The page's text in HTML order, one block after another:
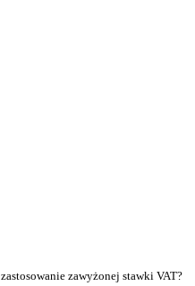
zawyżonej stawki VAT?